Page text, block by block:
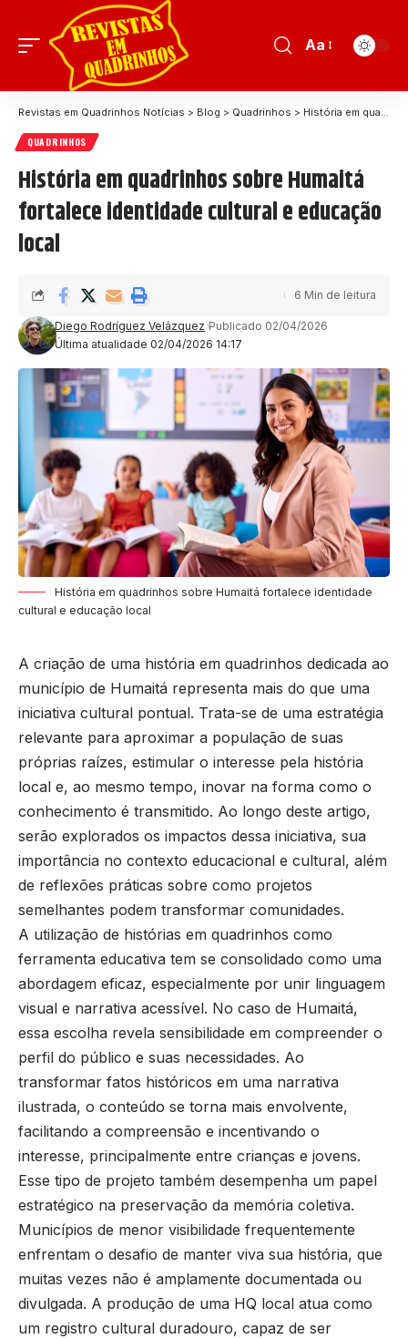
Aa
Revistas em Quadrinhos Notícias > Blog > Quadrinhos > História em quadrinhos sobre Humaitá fortalece identidade cultural e educação local
QUADRINHOS
História em quadrinhos sobre Humaitá
fortalece identidade cultural e educação
local
Última atualidade 02/04/2026 14:17
Diego Rodríguez Velázquez Publicado 02/04/2026
6 Min de leitura
História em quadrinhos sobre Humaitá fortalece identidade
cultural e educação local
A criação de uma história em quadrinhos dedicada ao
município de Humaitá representa mais do que uma
iniciativa cultural pontual. Trata-se de uma estratégia
relevante para aproximar a população de suas
próprias raízes, estimular o interesse pela história
local e, ao mesmo tempo, inovar na forma como o
conhecimento é transmitido. Ao longo deste artigo,
serão explorados os impactos dessa iniciativa, sua
importância no contexto educacional e cultural, além
de reflexões práticas sobre como projetos
semelhantes podem transformar comunidades.
A utilização de histórias em quadrinhos como
ferramenta educativa tem se consolidado como uma
abordagem eficaz, especialmente por unir linguagem
visual e narrativa acessível. No caso de Humaitá,
essa escolha revela sensibilidade em compreender o
perfil do público e suas necessidades. Ao
transformar fatos históricos em uma narrativa
ilustrada, o conteúdo se torna mais envolvente,
facilitando a compreensão e incentivando o
interesse, principalmente entre crianças e jovens.
Esse tipo de projeto também desempenha um papel
estratégico na preservação da memória coletiva.
Municípios de menor visibilidade frequentemente
enfrentam o desafio de manter viva sua história, que
muitas vezes não é amplamente documentada ou
divulgada. A produção de uma HQ local atua como
um registro cultural duradouro, capaz de ser